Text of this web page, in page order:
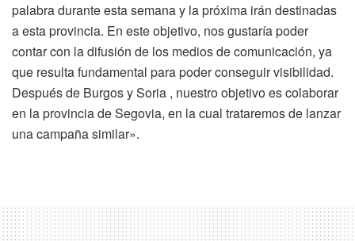
palabra durante esta semana y la próxima irán destinadas
a esta provincia. En este objetivo, nos gustaría poder
contar con la difusión de los medios de comunicación, ya
que resulta fundamental para poder conseguir visibilidad.
Después de Burgos y Soria , nuestro objetivo es colaborar
en la provincia de Segovia, en la cual trataremos de lanzar
una campaña similar».